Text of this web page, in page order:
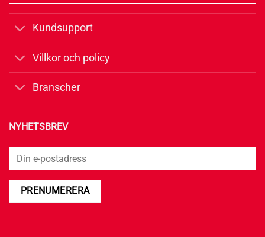
Kundsupport
Villkor och policy
Branscher
NYHETSBREV